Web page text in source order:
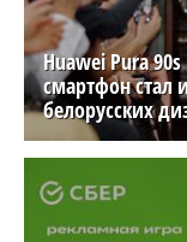
Huawei Pura
смартфон стал
белорусских